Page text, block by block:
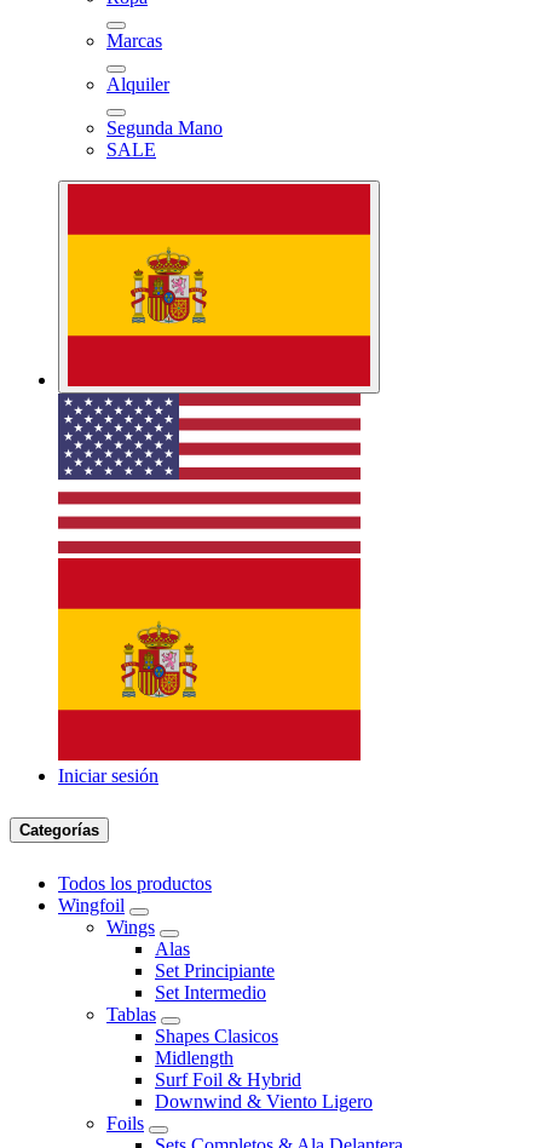
Marcas
Alquiler
Segunda Mano
SALE
Iniciar sesión
Categorías
Todos los productos
Wingfoil
Wings
Alas
Set Principiante
Set Intermedio
Tablas
Shapes Clasicos
Midlength
Surf Foil & Hybrid
Downwind & Viento Ligero
Foils